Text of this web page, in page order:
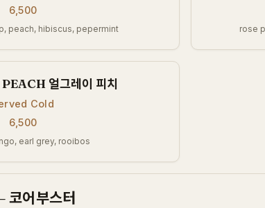
6,500
peach, hibiscus, pepermint rose
얼그레이 피치
Cold
6,500
earl grey, rooibos
어부스터